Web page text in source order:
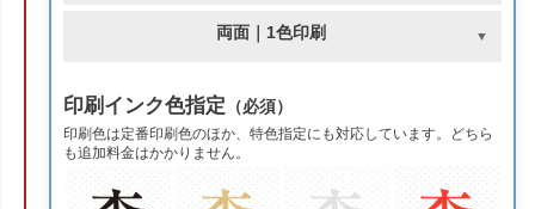
両面｜1色印刷
印刷インク色指定 （必須）
印刷色は定番印刷色のほか、特色指定にも対応しています。どちら
も追加料金はかかりません。